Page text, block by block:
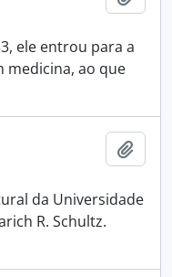
ele entrou para a
medicina, ao que
da Universidade
R. Schultz.